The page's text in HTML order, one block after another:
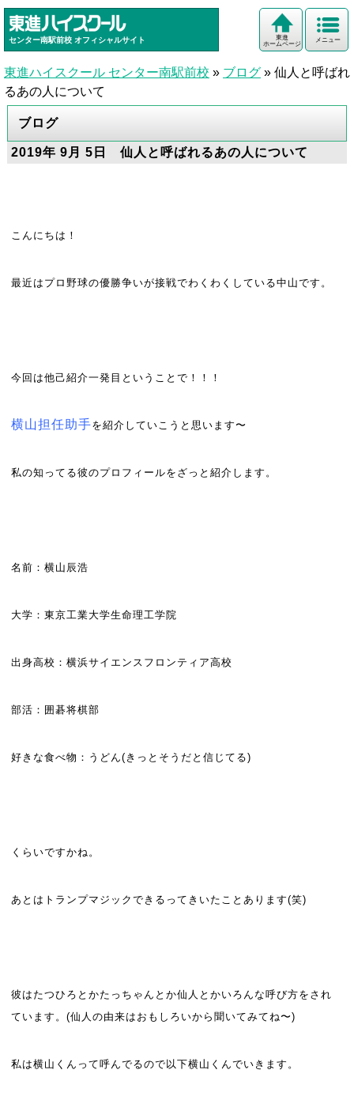
センター南駅前校 オフィシャルサイト メニュー
東進
ホームページ
東進ハイスクール センター南駅前校 » ブログ » 仙人と呼ばれ
るあの人について
ブログ
2019年 9月 5日 仙人と呼ばれるあの人について
こんにちは！
最近はプロ野球の優勝争いが接戦でわくわくしている中山です。
今回は他己紹介一発目ということで！！！
横山担任助手を紹介していこうと思います〜
私の知ってる彼のプロフィールをざっと紹介します。
名前：横山辰浩
大学：東京工業大学生命理工学院
出身高校：横浜サイエンスフロンティア高校
部活：囲碁将棋部
好きな食べ物：うどん(きっとそうだと信じてる)
くらいですかね。
あとはトランプマジックできるってきいたことあります(笑)
彼はたつひろとかたっちゃんとか仙人とかいろんな呼び方をされ
ています。(仙人の由来はおもしろいから聞いてみてね〜)
私は横山くんって呼んでるので以下横山くんでいきます。